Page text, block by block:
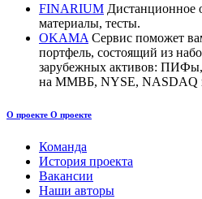
FINARIUM Дистанционное
материалы, тесты.
OKAMA Сервис поможет
портфель, состоящий из
зарубежных активов:
на ММВБ, NYSE, NASDAQ
О проекте О проекте
Команда
История проекта
Вакансии
Наши авторы